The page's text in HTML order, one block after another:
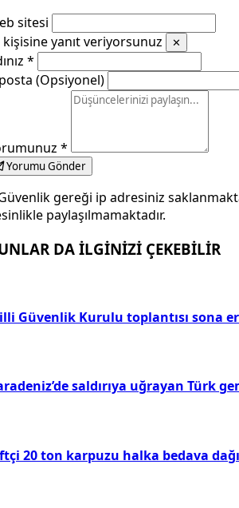
sitesi
kişisine yanıt veriyorsunuz
✕
*
(Opsiyonel)
*
Yorumu Gönder
gereği ip adresiniz
paylaşılmamaktadır.
DA İLGİNİZİ ÇEKEBİLİR
Güvenlik Kurulu toplantısı sona
saldırıya uğrayan Türk
20 ton karpuzu halka bedava